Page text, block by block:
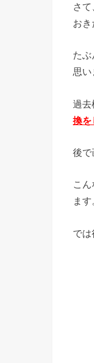
さ
おき
たぶ
思い
過去
換を
後で
こ
ます
では